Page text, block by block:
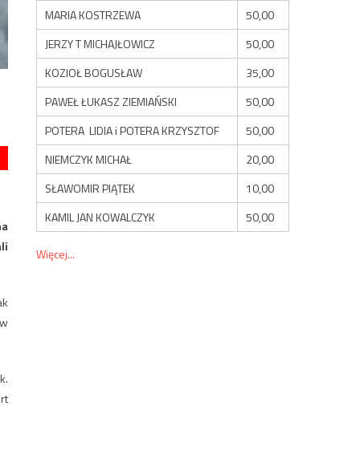
MARIA KOSTRZEWA
50,00
JERZY T MICHAJŁOWICZ
50,00
KOZIOŁ BOGUSŁAW
35,00
PAWEŁ ŁUKASZ ZIEMIAŃSKI
50,00
POTERA LIDIA i POTERA KRZYSZTOF
50,00
NIEMCZYK MICHAŁ
20,00
SŁAWOMIR PIĄTEK
10,00
KAMIL JAN KOWALCZYK
50,00
Więcej...